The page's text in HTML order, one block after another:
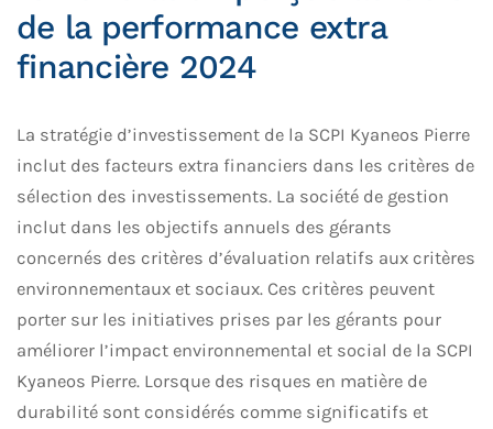
de la performance extra
financière 2024
La stratégie d’investissement de la SCPI Kyaneos Pierre
inclut des facteurs extra financiers dans les critères de
sélection des investissements. La société de gestion
inclut dans les objectifs annuels des gérants
concernés des critères d’évaluation relatifs aux critères
environnementaux et sociaux. Ces critères peuvent
porter sur les initiatives prises par les gérants pour
améliorer l’impact environnemental et social de la SCPI
Kyaneos Pierre. Lorsque des risques en matière de
durabilité sont considérés comme significatifs et